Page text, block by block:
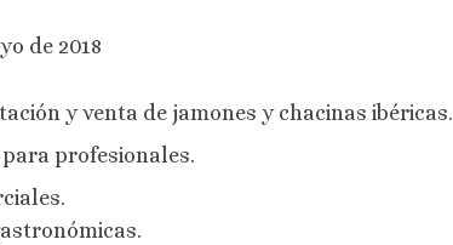
de 2018
y venta de jamones y chacinas ibéricas.
profesionales.